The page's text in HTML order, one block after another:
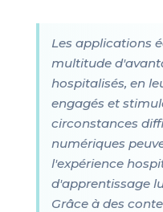
Les applications
multitude
hospitalisés, en
engagés et
circonstances
numériques
l'expérience
d'apprentissage
Grâce à des